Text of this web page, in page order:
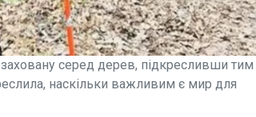
серед дерев, підкресливши тим
наскільки важливим є мир для